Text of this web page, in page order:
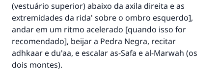
(vestuário superior) abaixo da axila direita e as
extremidades da rida' sobre o ombro esquerdo],
andar em um ritmo acelerado [quando isso for
recomendado], beijar a Pedra Negra, recitar
adhkaar e du'aa, e escalar as-Safa e al-Marwah (os
dois montes).